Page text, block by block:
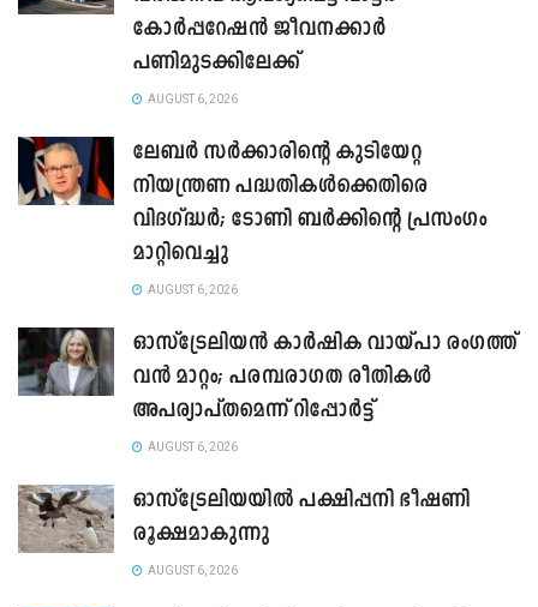
കോർപ്പറേഷൻ ജീവനക്കാർ
പണിമുടക്കിലേക്ക്
AUGUST 6, 2026
ലേബർ സർക്കാരിന്റെ കുടിയേറ്റ
നിയന്ത്രണ പദ്ധതികൾക്കെതിരെ
വിദഗ്ദ്ധർ; ടോണി ബർക്കിന്റെ പ്രസംഗം
മാറ്റിവെച്ചു
AUGUST 6, 2026
ഓസ്‌ട്രേലിയൻ കാർഷിക വായ്പാ രംഗത്ത്
വൻ മാറ്റം; പരമ്പരാഗത രീതികൾ
അപര്യാപ്തമെന്ന് റിപ്പോർട്ട്
AUGUST 6, 2026
ഓസ്ട്രേലിയയിൽ പക്ഷിപ്പനി ഭീഷണി
രൂക്ഷമാകുന്നു
AUGUST 6, 2026